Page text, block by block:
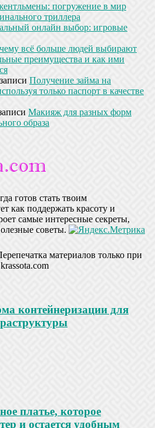
погружение в мир
триллера
онлайн выбор: игровые
всё больше людей выбирают
преимущества и как ими
Получение займа на
только паспорт в качестве
Макияж для разных форм
образа
готов стать твоим
как поддержать красоту и
самые интересные секреты,
советы.
материалов только при
контейнеризации для
платье, которое
и остается удобным